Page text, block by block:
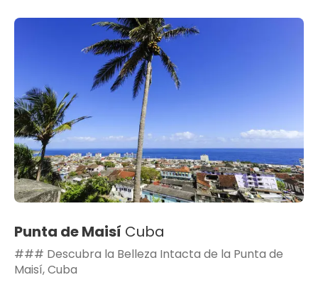
Punta de Maisí Cuba
### Descubra la Belleza Intacta de la Punta de
Maisí, Cuba